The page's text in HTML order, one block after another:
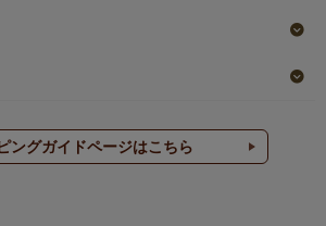
ングガイドページはこちら